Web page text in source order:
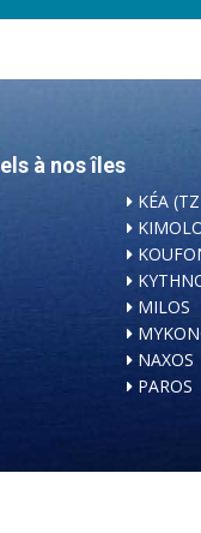
à nos îles
KÉA
MILOS
NAXOS
PAROS